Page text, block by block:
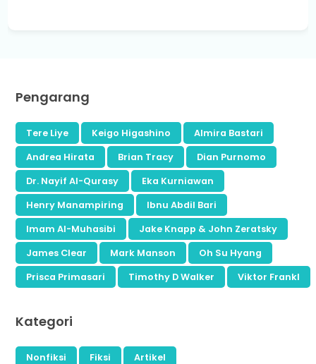
Pengarang
Tere Liye Keigo Higashino
Almira Bastari
Andrea Hirata
Brian Tracy
Dian Purnomo
Dr. Nayif Al-Qurasy
Eka Kurniawan
Henry Manampiring
Ibnu Abdil Bari
Imam Al-Muhasibi
Jake Knapp & John Zeratsky
James Clear
Mark Manson
Oh Su Hyang
Prisca Primasari
Timothy D Walker Viktor Frankl
Kategori
Nonfiksi Fiksi Artikel